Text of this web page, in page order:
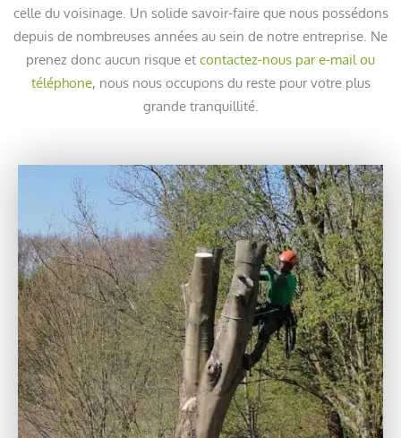
celle du voisinage. Un solide savoir-faire que nous possédons
depuis de nombreuses années au sein de notre entreprise. Ne
prenez donc aucun risque et contactez-nous par e-mail ou
téléphone, nous nous occupons du reste pour votre plus
grande tranquillité.